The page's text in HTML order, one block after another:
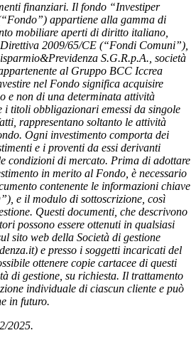
finanziari. Il fondo “Investiper
appartiene alla gamma di
mobiliare aperti di diritto italiano,
2009/65/CE (“Fondi Comuni”),
S.G.R.p.A., società
al Gruppo BCC Iccrea
nel Fondo significa acquisire
e non di una determinata attività
i titoli obbligazionari emessi da singole
rappresentano soltanto le attività
Ogni investimento comporta dei
e i proventi da essi derivanti
condizioni di mercato. Prima di adottare
in merito al Fondo, è necessario
contenente le informazioni chiave
e il modulo di sottoscrizione, così
Questi documenti, che descrivono
possono essere ottenuti in qualsiasi
sito web della Società di gestione
e presso i soggetti incaricati del
ottenere copie cartacee di questi
di gestione, su richiesta. Il trattamento
individuale di ciascun cliente e può
in futuro.
2025.